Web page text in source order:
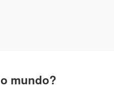
mundo?